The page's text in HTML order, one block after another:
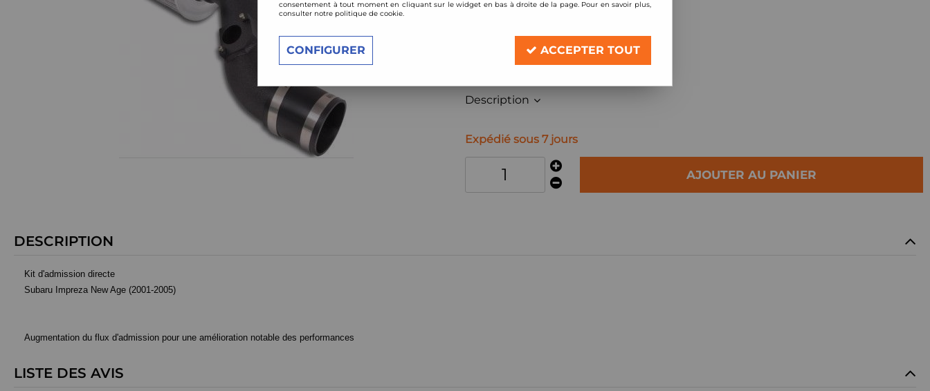
Kit d'admission directe
Description
Expédié sous 7 jours
AJOUTER AU PANIER
DESCRIPTION
Kit d'admission directe
Subaru Impreza New Age (2001-2005)
Augmentation du flux d'admission pour une amélioration notable des performances
LISTE DES AVIS
consentement à tout moment en cliquant sur le widget en bas à droite de la page. Pour en savoir plus,
consulter notre politique de cookie.
CONFIGURER ACCEPTER TOUT